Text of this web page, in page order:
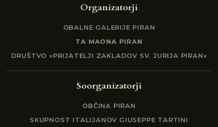
Organizatorji
OBALNE GALERIJE PIRAN
TA MAONA PIRAN
DRUŠTVO »PRIJATELJI ZAKLADOV SV. JURIJA PIRAN«
Soorganizatorji
OBČINA PIRAN
SKUPNOST ITALIJANOV GIUSEPPE TARTINI